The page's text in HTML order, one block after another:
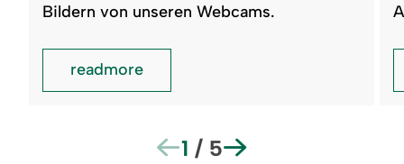
Bildern von unseren Webcams.
readmore
1 / 5